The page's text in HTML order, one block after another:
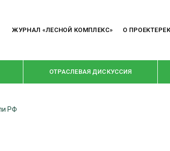
ЖУРНАЛ «ЛЕСНОЙ КОМПЛЕКС» О ПРОЕКТЕ
ОТРАСЛЕВАЯ ДИСКУССИЯ
РФ